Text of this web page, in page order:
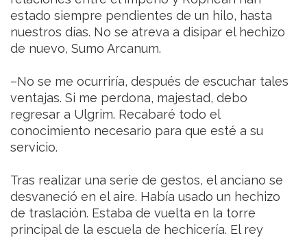
estado siempre pendientes de un hilo, hasta
nuestros días. No se atreva a disipar el hechizo
de nuevo, Sumo Arcanum.
–No se me ocurriría, después de escuchar tales
ventajas. Si me perdona, majestad, debo
regresar a Ulgrim. Recabaré todo el
conocimiento necesario para que esté a su
servicio.
Tras realizar una serie de gestos, el anciano se
desvaneció en el aire. Había usado un hechizo
de traslación. Estaba de vuelta en la torre
principal de la escuela de hechicería. El rey